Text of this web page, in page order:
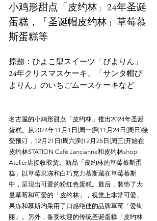
小鸡形甜点「皮约林」24年圣诞
蛋糕，「圣诞帽皮约林」草莓慕
斯蛋糕等
原题：ひよこ型スイーツ「ぴよりん」
24年クリスマスケーキ、「サンタ帽ぴ
名古屋的小鸡形甜点「皮约林」推出2024年圣诞
蛋糕。从2024年11月1日(周一)到11月24日(周日)接
受预订，12月21日(周六)到12月25日(周三)开始在
皮约林STATION Café Jancianne和皮约林shop
Atelier店接收取货。新品「皮约林的草莓慕斯蛋
糕」以草莓果冻和白巧克力慕斯藏在草莓慕斯
中，呈现出可爱的粉红色蛋糕。最后，装饰了大
量草莓和可爱的「皮约林」，视觉上非常可爱。
果冻和慕斯均采用了口感绝佳的品牌草莓「爱绚
丽」。另外，备受欢迎的传统圣诞蛋糕「皮约林